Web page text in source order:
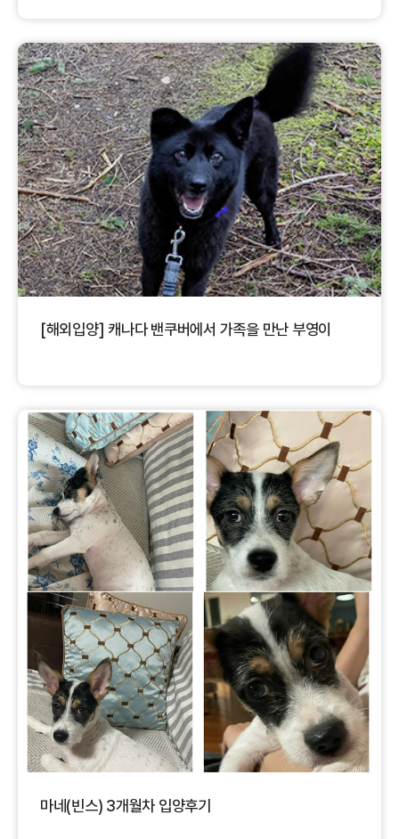
[해외입양] 캐나다 밴쿠버에서 가족을 만난 부영이
마네(빈스) 3개월차 입양후기